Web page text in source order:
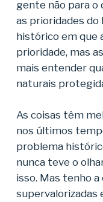
gente não para o
as prioridades do
histórico em que
prioridade, mas
mais entender
naturais
As coisas têm
nos últimos
problema
nunca teve o
isso. Mas tenho
supervalorizadas